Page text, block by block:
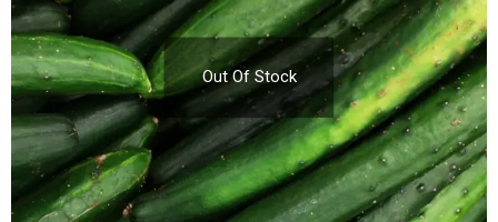
Out Of Stock